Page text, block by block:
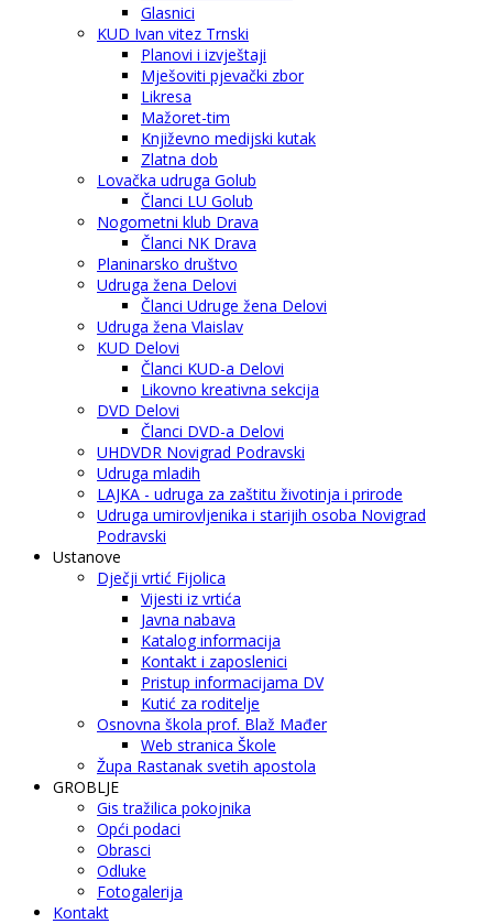
Glasnici
KUD Ivan vitez Trnski
Planovi i izvještaji
Mješoviti pjevački zbor
Likresa
Mažoret-tim
Književno medijski kutak
Zlatna dob
Lovačka udruga Golub
Članci LU Golub
Nogometni klub Drava
Članci NK Drava
Planinarsko društvo
Udruga žena Delovi
Članci Udruge žena Delovi
Udruga žena Vlaislav
KUD Delovi
Članci KUD-a Delovi
Likovno kreativna sekcija
DVD Delovi
Članci DVD-a Delovi
UHDVDR Novigrad Podravski
Udruga mladih
LAJKA - udruga za zaštitu životinja i prirode
Udruga umirovljenika i starijih osoba Novigrad
Podravski
Ustanove
Dječji vrtić Fijolica
Vijesti iz vrtića
Javna nabava
Katalog informacija
Kontakt i zaposlenici
Pristup informacijama DV
Kutić za roditelje
Osnovna škola prof. Blaž Mađer
Web stranica Škole
Župa Rastanak svetih apostola
GROBLJE
Gis tražilica pokojnika
Opći podaci
Obrasci
Odluke
Fotogalerija
Kontakt